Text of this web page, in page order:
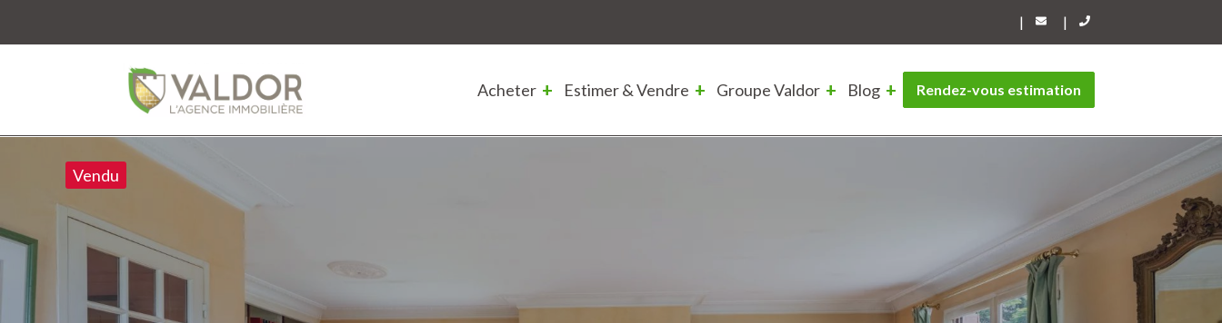
| |
Acheter Estimer & Vendre Groupe Valdor Blog Rendez-vous estimation
Vendu